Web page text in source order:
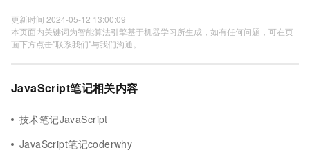
更新时间 2024-05-12 13:00:09
本页面内关键词为智能算法引擎基于机器学习所生成，如有任何问题，可在页
面下方点击"联系我们"与我们沟通。
JavaScript笔记相关内容
技术笔记JavaScript
JavaScript笔记coderwhy